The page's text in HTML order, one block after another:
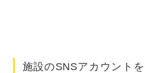
施設のSNSアカウントを